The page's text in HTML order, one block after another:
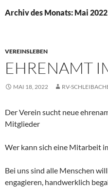
Archiv des Monats: Mai 2022
VEREINSLEBEN
EHRENAMT
MAI 18, 2022 RV-
Der Verein sucht neue
Mitglieder
Wer kann sich eine Mitarbeit
Bei uns sind alle Menschen
engagieren, handwerklich